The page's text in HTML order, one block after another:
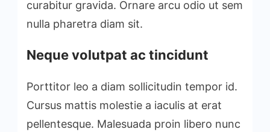
curabitur gravida. Ornare arcu odio ut sem
nulla pharetra diam sit.
Neque volutpat ac tincidunt
Porttitor leo a diam sollicitudin tempor id.
Cursus mattis molestie a iaculis at erat
pellentesque. Malesuada proin libero nunc